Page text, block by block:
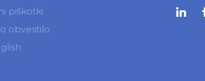
piškotki
obvestilo